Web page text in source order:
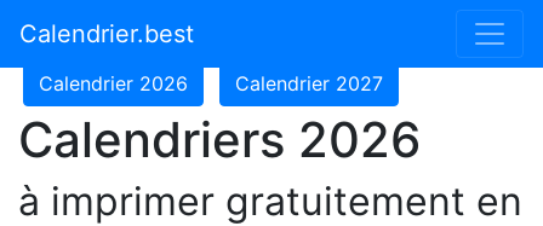
Calendrier.best
Calendrier 2024
Calendrier 2026 Calendrier 2027
Calendriers 2026
à imprimer gratuitement en